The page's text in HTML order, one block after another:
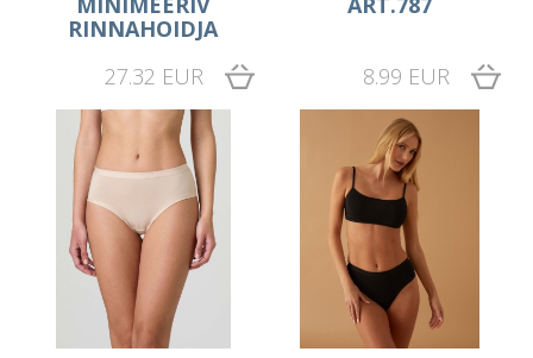
RINNAHOIDJA
27.32 EUR
8.99 EUR